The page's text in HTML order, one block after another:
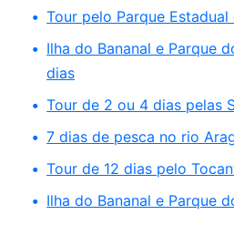
Tour pelo Parque
Ilha do Bananal e Parque
dias
Tour de 2 ou 4 dias pelas
7 dias de pesca no rio
Tour de 12 dias pelo
Ilha do Bananal e Parque